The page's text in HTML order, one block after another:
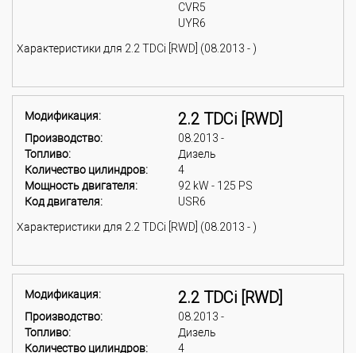
CVR5
UYR6
Характеристики для 2.2 TDCi [RWD] (08.2013 - )
Модификация: 2.2 TDCi [RWD]
Производство:
08.2013 -
Топливо:
Дизель
Количество цилиндров:
4
Мощность двигателя:
92 kW - 125 PS
Код двигателя:
USR6
Характеристики для 2.2 TDCi [RWD] (08.2013 - )
Модификация: 2.2 TDCi [RWD]
Производство:
08.2013 -
Топливо:
Дизель
Количество цилиндров:
4